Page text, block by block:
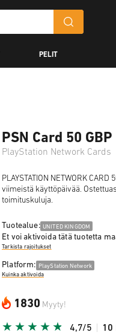
PELIT
PSN Card 50
PlayStation Network Cards
PLAYSTATION NETWORK
viimeistä käyttöpäivää.
toimituskuluja.
Tuotealue: UNITED KINGDOM
Et voi aktivoida tätä tuotetta
Tarkista rajoitukset
Platform: PlayStation Network
Kuinka aktivoida
1830 Myyty!
4,7/5 10